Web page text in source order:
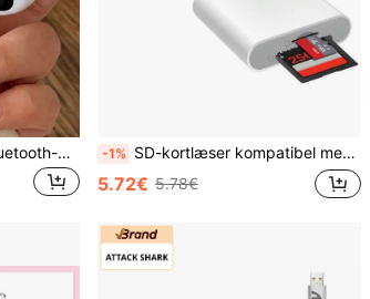
Opgraderede trådløse Bluetooth-øretelefoner med skærm, trådløse stereohøretelefoner, touch-kontrol, mini-ørepropper, komfortable svedafvisende sportsøretelefoner -1% SD-kortlæser kompatibel med iPad, dobbelt Lightning- og USB-C-grænseflade, understøtter SD/MicroSD-kort, højhastighedskamera, plug and play
5.72€ 5.78€